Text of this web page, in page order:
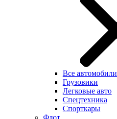
Все автомобили
Грузовики
Легковые авто
Спецтехника
Спорткары
Флот